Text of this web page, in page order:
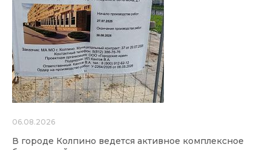
06.08.2026
В городе Колпино ведется активное комплексное